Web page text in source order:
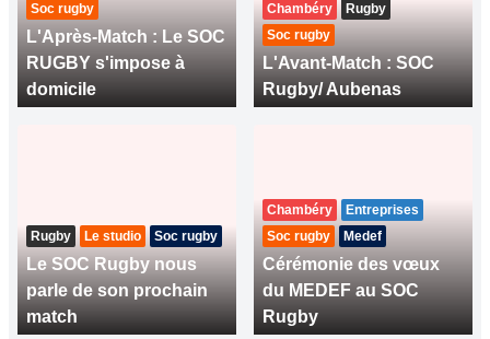
Soc rugby
L'Après-Match : Le SOC
RUGBY s'impose à
domicile
Chambéry
Rugby
Soc rugby
L'Avant-Match : SOC
Rugby/ Aubenas
Rugby Le studio Soc rugby
Le SOC Rugby nous
parle de son prochain
match
Chambéry
Entreprises
Soc rugby
Medef
Cérémonie des vœux
du MEDEF au SOC
Rugby